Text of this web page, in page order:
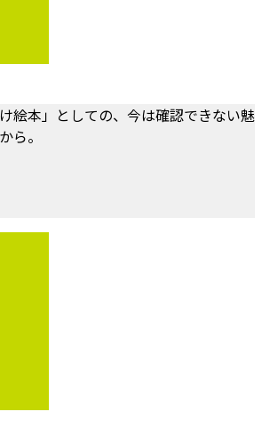
絵本」としての、今は確認できない魅
ら。